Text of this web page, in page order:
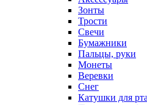
Зонты
Трости
Свечи
Бумажники
Пальцы, руки
Монеты
Веревки
Снег
Катушки для рта